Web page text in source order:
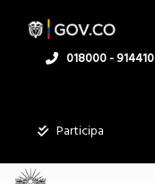
contenido
Linea
018000 - 914410
Participa